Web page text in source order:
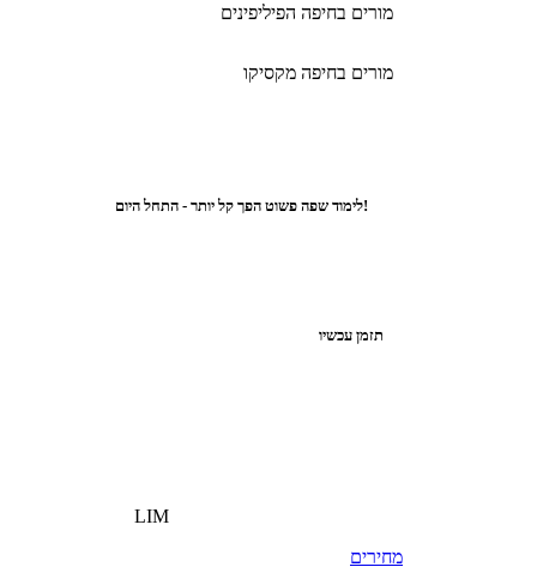
מורים בחיפה הפיליפינים
מורים בחיפה מקסיקו
לימוד שפה פשוט הפך קל יותר - התחל היום!
תזמן עכשיו
LIM
מחירים